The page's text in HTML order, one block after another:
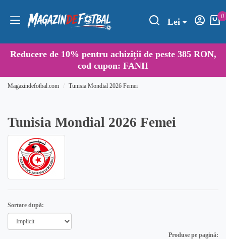
Lei
0
Reducere de 10% pentru achiziții de peste 385 RON,
cod cupon: FANII
Magazindefotbal.com Tunisia Mondial 2026 Femei
Tunisia Mondial 2026 Femei
Sortare după:
Produse pe pagină: